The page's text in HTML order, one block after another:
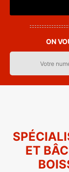
ON
ET